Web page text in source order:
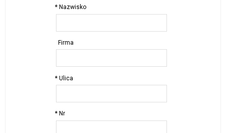
* Nazwisko
Firma
* Ulica
* Nr